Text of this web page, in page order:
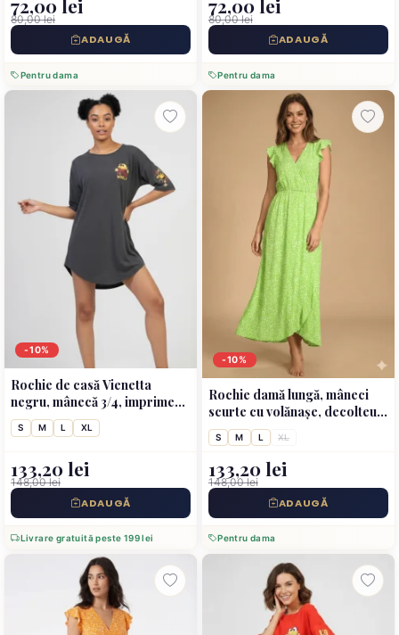
72,00 lei
80,00 lei
ADAUGĂ
Pentru dama
72,00 lei
80,00 lei
ADAUGĂ
Pentru dama
-10%
Rochie de casă Vienetta
negru, mânecă 3/4, imprimeu
„Smile to the world”
S M L XL
133,20 lei
148,00 lei
ADAUGĂ
Livrare gratuită peste 199 lei
-10%
Rochie damă lungă, mâneci
scurte cu volănașe, decolteu
în V- verde
S M L XL
133,20 lei
148,00 lei
ADAUGĂ
Pentru dama